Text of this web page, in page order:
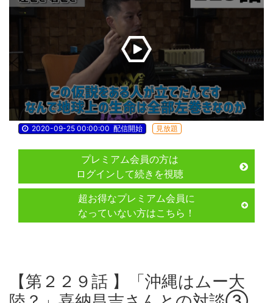
2020-09-25 00:00:00 配信開始 見放題
プレミアム会員の方は
ログインして続きを視聴
超お得なプレミアム会員に
なっていない方はこちら！
【第２２９話 】「沖縄はムー大